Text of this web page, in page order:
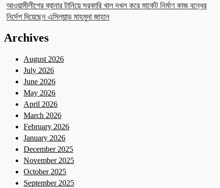
আওয়ামীলীগের ব্যানার টানিয়ে সরকারি খাল দখল করে মার্কেট নির্মাণ কাজ বন্ধের
নির্দেশ দিয়েছেন এসিল্যান্ড মাহমুদা জাহান
Archives
August 2026
July 2026
June 2026
May 2026
April 2026
March 2026
February 2026
January 2026
December 2025
November 2025
October 2025
September 2025